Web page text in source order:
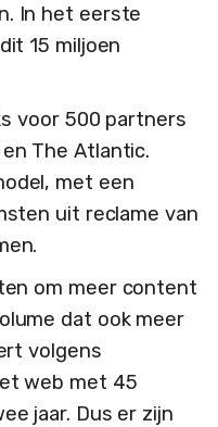
In het eerste
15 miljoen
voor 500 partners
The Atlantic.
met een
uit reclame van
om meer content
dat ook meer
volgens
web met 45
jaar. Dus er zijn